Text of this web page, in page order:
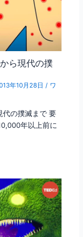
ら現代の撲
年10月28日/ ワ
代の撲滅まで 要
年以上前に